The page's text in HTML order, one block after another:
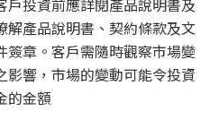
戶投資前應詳閱產品說明書及
解產品說明書、契約條款及文
簽章。客戶需隨時觀察市場變
影響，市場的變動可能令投資
的金額